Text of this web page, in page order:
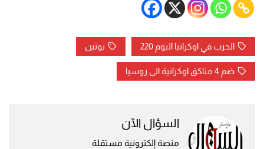
الحرب في اوكرانيا اليوم 220 بوتين
ضم 4 مناكق اوكرانية الى روسيا
السؤال الآن
منصة إلكترونية مستقلة